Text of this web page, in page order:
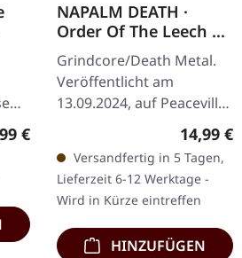
wei
Preis:
€
NAPALM DEATH ·
Order Of The Leech |
CD
Grindcore/Death Metal.
Veröffentlicht am
13.09.2024, auf Peaceville
Records. CD im Jewelcase.
Napalm Death liefern mit
"Order Of The Leech"
einen…
14,99 €
Versandfertig in 5 Tagen,
Lieferzeit 6-12 Werktage -
Wird in Kürze eintreffen
HINZUFÜGEN